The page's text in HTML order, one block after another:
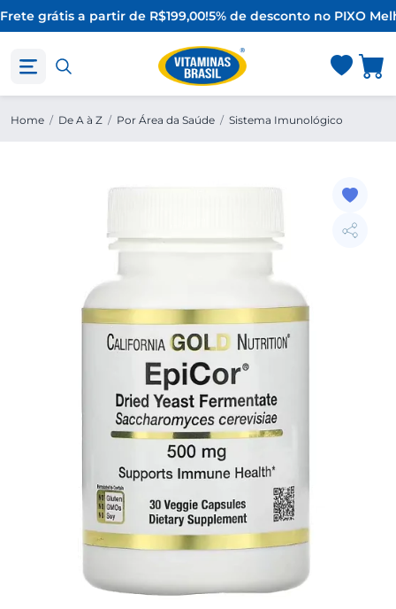
grátis a partir de R$199,00!5% de desconto no PIXO
Home / De A à Z / Por Área da Saúde / Sistema Imunológico